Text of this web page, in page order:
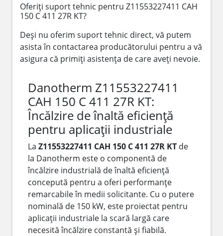
Oferiți suport tehnic pentru Z11553227411 CAH
150 C 411 27R KT?
Deși nu oferim suport tehnic direct, vă putem
asista în contactarea producătorului pentru a vă
asigura că primiți asistența de care aveți nevoie.
Danotherm Z11553227411
CAH 150 C 411 27R KT:
Încălzire de înaltă eficiență
pentru aplicații industriale
La Z11553227411 CAH 150 C 411 27R KT de
la Danotherm este o componentă de
încălzire industrială de înaltă eficiență
concepută pentru a oferi performanțe
remarcabile în medii solicitante. Cu o putere
nominală de 150 kW, este proiectat pentru
aplicații industriale la scară largă care
necesită încălzire constantă și fiabilă.